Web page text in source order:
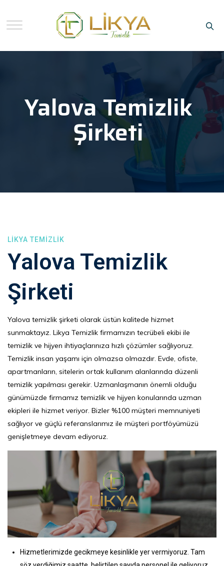
Yalova Temizlik
Şirketi
LIKYA TEMIZLIK
Yalova Temizlik
Şirketi
Yalova temizlik şirketi olarak üstün kalitede hizmet
sunmaktayız. Likya Temizlik firmamızın tecrübeli ekibi ile
temizlik ve hijyen ihtiyaçlarınıza hızlı çözümler sağlıyoruz.
Temizlik insan yaşamı için olmazsa olmazdır. Evde, ofiste,
apartmanların, sitelerin ortak kullanım alanlarında düzenli
temizlik yapılması gerekir. Uzmanlaşmanın önemli olduğu
günümüzde firmamız temizlik ve hijyen konularında uzman
ekipleri ile hizmet veriyor. Bizler %100 müşteri memnuniyeti
sağlıyor ve güçlü referanslarımız ile müşteri portföyümüzü
genişletmeye devam ediyoruz.
Hizmetlerimizde gecikmeye kesinlikle yer vermiyoruz. Tam